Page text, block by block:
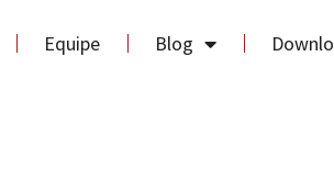
Equipe Blog